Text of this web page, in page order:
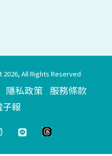
All Rights Reserved
隱私政策 服務條款
報